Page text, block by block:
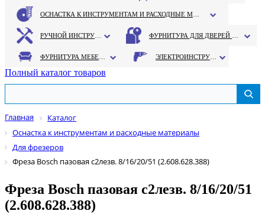
Полный каталог товаров
Главная
Каталог
Оснастка к инструментам и расходные материалы
Для фрезеров
Фреза Bosch пазовая с2лезв. 8/16/20/51 (2.608.628.388)
Фреза Bosch пазовая с2лезв. 8/16/20/51
(2.608.628.388)